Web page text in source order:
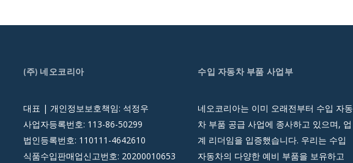
(주) 네오코리아
대표 | 개인정보보호책임: 석정우
사업자등록번호: 113-86-50299
법인등록번호: 110111-4642610
식품수입판매업신고번호: 20200010653
수입 자동차 부품 사업부
네오코리아는 이미 오래전부터 수입 자동
차 부품 공급 사업에 종사하고 있으며, 업
계 리더임을 입증했습니다. 우리는 수입
자동차의 다양한 예비 부품을 보유하고